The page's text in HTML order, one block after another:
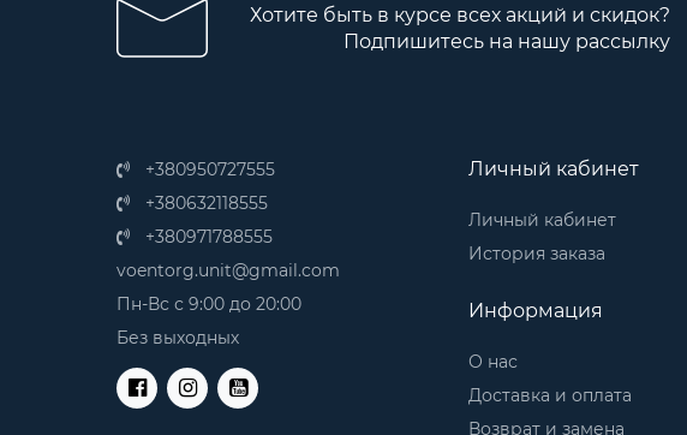
Хотите быть в курсе всех акций и скидок?
Подпишитесь на нашу рассылку
+380950727555
+380632118555
+380971788555
voentorg.unit@gmail.com
Пн-Вс с 9:00 до 20:00
Без выходных
Личный кабинет
Личный кабинет
История заказа
Информация
О нас
Доставка и оплата
Возврат и замена